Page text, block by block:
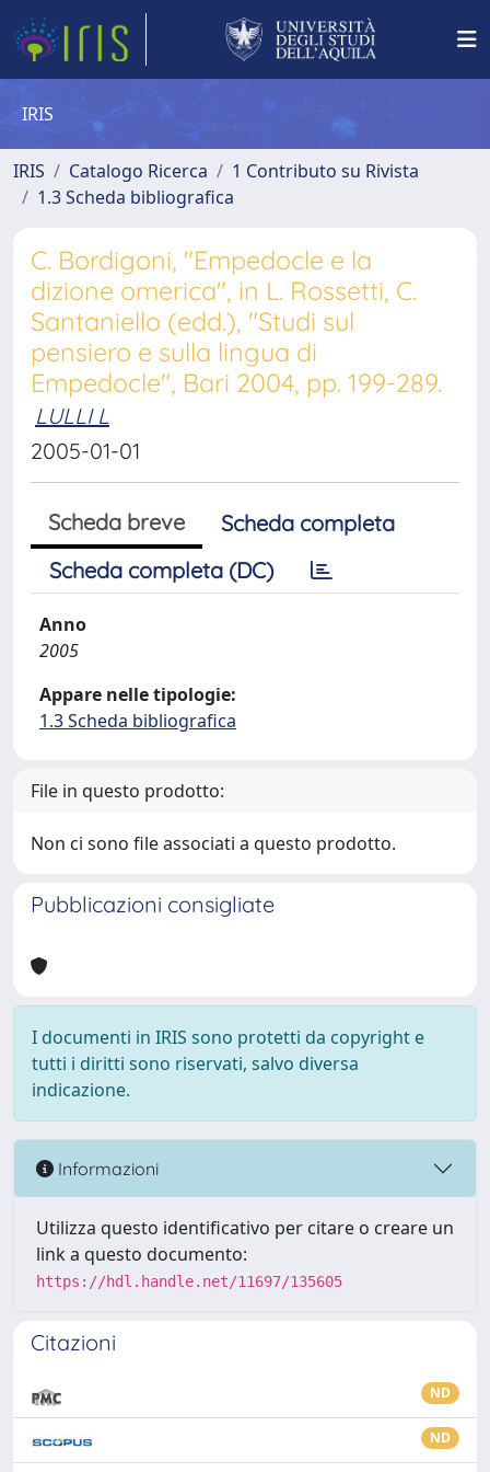
IRIS
IRIS Catalogo Ricerca
1 Contributo su Rivista
1.3 Scheda bibliografica
C. Bordigoni, "Empedocle e la
dizione omerica", in L. Rossetti, C.
Santaniello (edd.), "Studi sul
pensiero e sulla lingua di
Empedocle", Bari 2004, pp. 199-289.
LULLI L
2005-01-01
Scheda breve
Scheda completa
Scheda completa (DC)
Anno
2005
Appare nelle tipologie:
1.3 Scheda bibliografica
File in questo prodotto:
Non ci sono file associati a questo prodotto.
Pubblicazioni consigliate
I documenti in IRIS sono protetti da copyright e
tutti i diritti sono riservati, salvo diversa
indicazione.
Informazioni
Utilizza questo identificativo per citare o creare un
link a questo documento:
https://hdl.handle.net/11697/135605
Citazioni
ND
ND